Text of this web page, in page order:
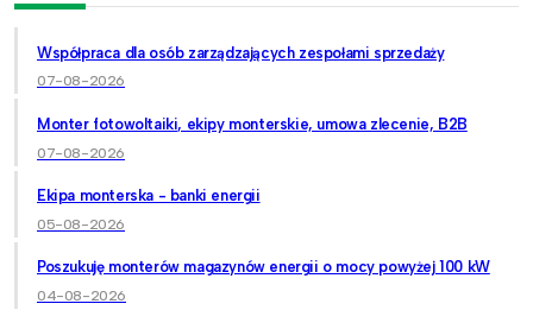
Współpraca dla osób zarządzających zespołami sprzedaży
07-08-2026
Monter fotowoltaiki, ekipy monterskie, umowa zlecenie, B2B
07-08-2026
Ekipa monterska - banki energii
05-08-2026
Poszukuję monterów magazynów energii o mocy powyżej 100 kW
04-08-2026